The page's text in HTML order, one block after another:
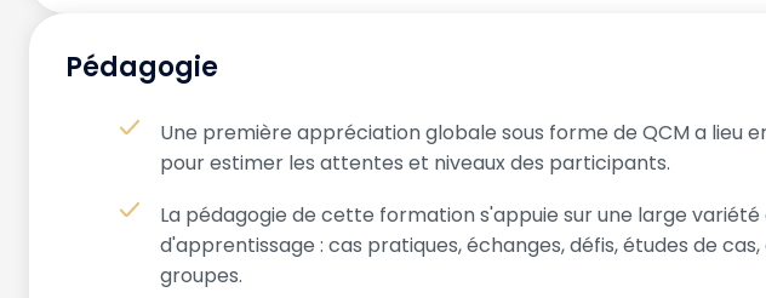
Pédagogie
Une première appréciation globale sous forme de QCM a lieu
pour estimer les attentes et niveaux des participants.
La pédagogie de cette formation s'appuie sur une large variété
d'apprentissage : cas pratiques, échanges, défis, études de
groupes.